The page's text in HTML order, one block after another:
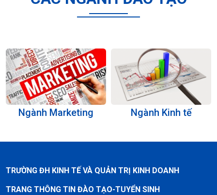
Ngành Marketing Ngành Kinh tế
TRƯỜNG ĐH KINH TẾ VÀ QUẢN TRỊ KINH DOANH
TRANG THÔNG TIN ĐÀO TẠO-TUYỂN SINH